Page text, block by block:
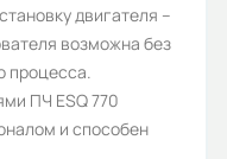
ток (А):
%:
двигателя –
возможна без
процесса.
ПЧ ESQ 770
и способен